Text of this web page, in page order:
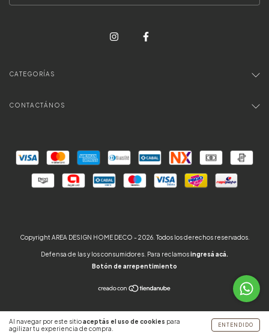
Al navegar por este sitioaceptás el uso de cookies para
agilizar tu experiencia de compra.
ENTENDIDO
CATEGORÍAS
CONTACTÁNOS
Copyright AREA DESIGN HOME DECO - 2026. Todos los derechos reservados.
Defensa de las y los consumidores. Para reclamosingresá acá.
Botón de arrepentimiento